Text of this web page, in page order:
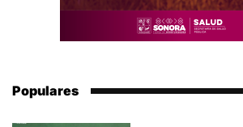
Populares